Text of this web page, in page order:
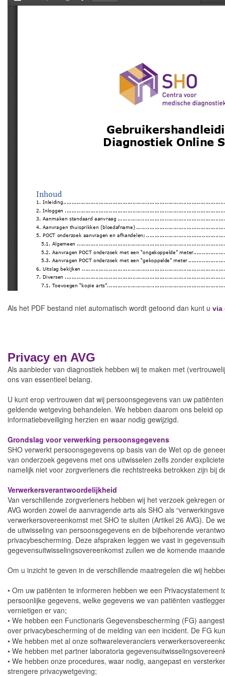
Als het PDF bestand niet automatisch wordt getoond dan kunt u via
Privacy en AVG
Als aanbieder van diagnostiek hebben wij te maken met
ons van essentieel belang.
U kunt erop vertrouwen dat wij persoonsgegevens van uw
geldende wetgeving behandelen. We hebben daarom ons beleid
informatiebeveiliging herzien en waar nodig gewijzigd.
Grondslag voor verwerking persoonsgegevens
SHO verwerkt persoonsgegevens op basis van de Wet op de
van onderzoek gegevens met ons uitwisselen zelfs zonder
namelijk niet voor zorgverleners die rechtstreeks betrokken zijn bij
Verwerkersverantwoordelijkheid
Van verschillende zorgverleners hebben wij het verzoek gekregen
AVG worden zowel de aanvragende arts als SHO als
verwerkersovereenkomst met SHO te sluiten (Artikel 26 AVG). De
de uitwisseling van persoonsgegevens en de bijbehorende
privacybescherming. Deze afspraken leggen we vast in
gegevensuitwisselingsovereenkomst zullen we de komende
Om u inzicht te geven in de verschillende maatregelen die wij
• Om uw patiënten te informeren hebben we een
persoonlijke gegevens, welke gegevens we van patiënten
vernietigen er van;
• We hebben een Functionaris Gegevensbescherming (FG)
over privacybescherming of de melding van een incident. De FG
• We hebben met al onze softwareleveranciers
• We hebben met partner laboratoria
• We hebben onze procedures, waar nodig, aangepast en
strengere privacywetgeving;